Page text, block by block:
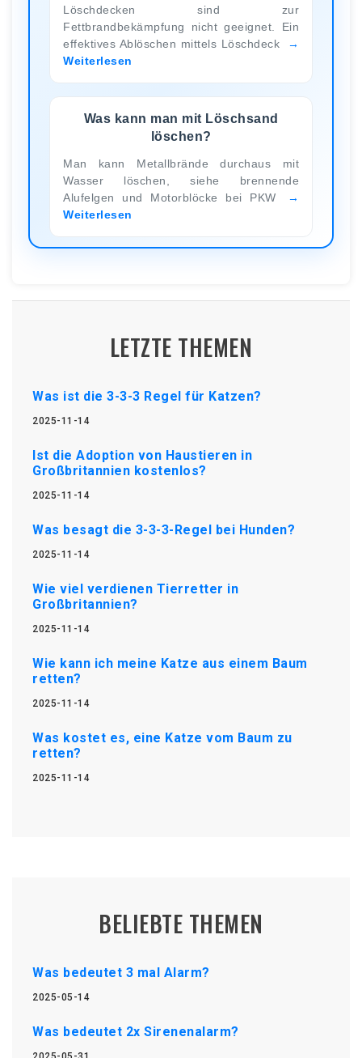
Löschdecken sind zur
Fettbrandbekämpfung nicht geeignet. Ein
effektives Ablöschen mittels Löschdeck
Weiterlesen
Was kann man mit Löschsand
löschen?
Man kann Metallbrände durchaus mit
Wasser löschen, siehe brennende
Alufelgen und Motorblöcke bei PKW
Weiterlesen
LETZTE THEMEN
Was ist die 3-3-3 Regel für Katzen?
2025-11-14
Ist die Adoption von Haustieren in
Großbritannien kostenlos?
2025-11-14
Was besagt die 3-3-3-Regel bei Hunden?
2025-11-14
Wie viel verdienen Tierretter in
Großbritannien?
2025-11-14
Wie kann ich meine Katze aus einem Baum
retten?
2025-11-14
Was kostet es, eine Katze vom Baum zu
retten?
2025-11-14
BELIEBTE THEMEN
Was bedeutet 3 mal Alarm?
2025-05-14
Was bedeutet 2x Sirenenalarm?